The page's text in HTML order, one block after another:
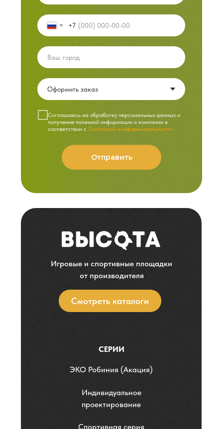
+7
Cоглашаюсь на обработку персональных данных и
получение полезной информации о компании в
соответствии с Политикой конфиденциальности
Отправить
Смотреть каталоги
Игровые и спортивные площадки
от производителя
СЕРИИ
ЭKO Робиния (Акация)
Спортивная серия
Индивидуальное
проектирование